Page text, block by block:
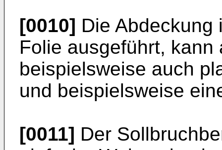
[0010] Die
Folie ausgeführt, kann
beispielsweise auch
und beispielsweise
[0011] Der